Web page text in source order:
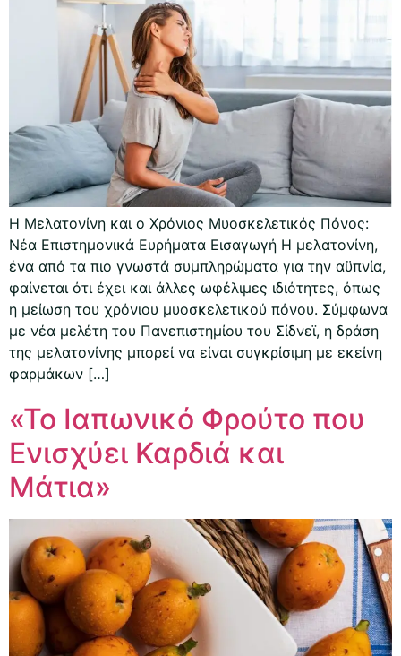
Η Μελατονίνη και ο Χρόνιος Μυοσκελετικός Πόνος:
Νέα Επιστημονικά Ευρήματα Εισαγωγή Η μελατονίνη,
ένα από τα πιο γνωστά συμπληρώματα για την αϋπνία,
φαίνεται ότι έχει και άλλες ωφέλιμες ιδιότητες, όπως
η μείωση του χρόνιου μυοσκελετικού πόνου. Σύμφωνα
με νέα μελέτη του Πανεπιστημίου του Σίδνεϊ, η δράση
της μελατονίνης μπορεί να είναι συγκρίσιμη με εκείνη
φαρμάκων […]
«Το Ιαπωνικό Φρούτο που
Ενισχύει Καρδιά και
Μάτια»